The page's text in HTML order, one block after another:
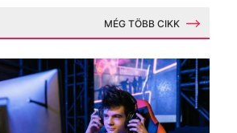
MÉG TÖBB CIKK